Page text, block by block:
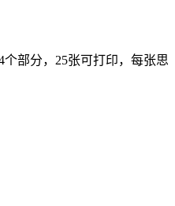
部分，25张可打印，每张思